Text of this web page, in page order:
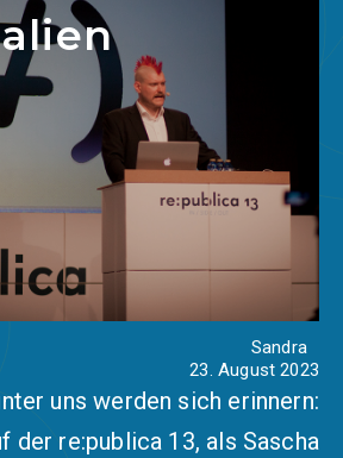
Sandra
23. August 2023
uns werden sich erinnern:
der re:publica 13, als Sascha